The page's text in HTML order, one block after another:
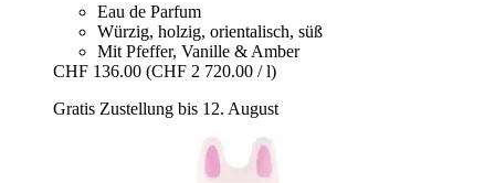
Eau de Parfum
Würzig, holzig, orientalisch, süß
Mit Pfeffer, Vanille & Amber
CHF 136.00 (CHF 2 720.00 / l)
Gratis Zustellung bis 12. August